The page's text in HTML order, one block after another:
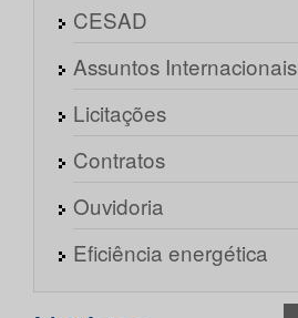
CESAD
Assuntos Internacionais
Licitações
Contratos
Ouvidoria
Eficiência energética